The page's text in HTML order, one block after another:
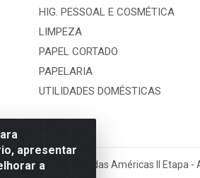
apresentar
a
HIG. PESSOAL E COSMÉTICA
LIMPEZA
PAPEL CORTADO
PAPELARIA
UTILIDADES DOMÉSTICAS
nº 3860, Jardim das Américas II Etapa